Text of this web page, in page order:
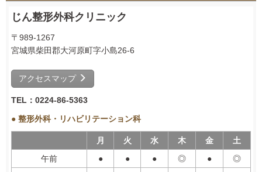
じん整形外科クリニック
〒989-1267
宮城県柴田郡大河原町字小島26-6
アクセスマップ
TEL：0224-86-5363
● 整形外科・リハビリテーション科
月 火 水 木 金
土
午前
● ● ● ◎ ● ◎